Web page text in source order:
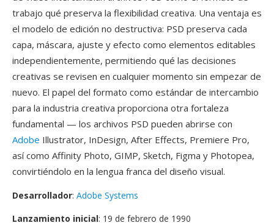
trabajo qué preserva la flexibilidad creativa. Una ventaja es
el modelo de edición no destructiva: PSD preserva cada
capa, máscara, ajuste y efecto como elementos editables
independientemente, permitiendo qué las decisiones
creativas se revisen en cualquier momento sin empezar de
nuevo. El papel del formato como estándar de intercambio
para la industria creativa proporciona otra fortaleza
fundamental — los archivos PSD pueden abrirse con
Adobe Illustrator, InDesign, After Effects, Premiere Pro,
así como Affinity Photo, GIMP, Sketch, Figma y Photopea,
convirtiéndolo en la lengua franca del diseño visual.
Desarrollador: Adobe Systems
Lanzamiento inicial: 19 de febrero de 1990